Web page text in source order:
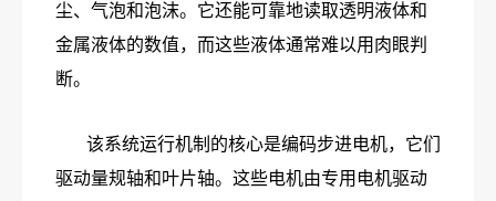
尘、气泡和泡沫。它还能可靠地读取透明液体和
金属液体的数值，而这些液体通常难以用肉眼判
断。
该系统运行机制的核心是编码步进电机，它们
驱动量规轴和叶片轴。这些电机由专用电机驱动